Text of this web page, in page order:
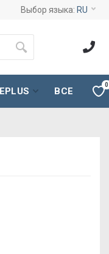
Выбор языка: RU
ВСЕ
0